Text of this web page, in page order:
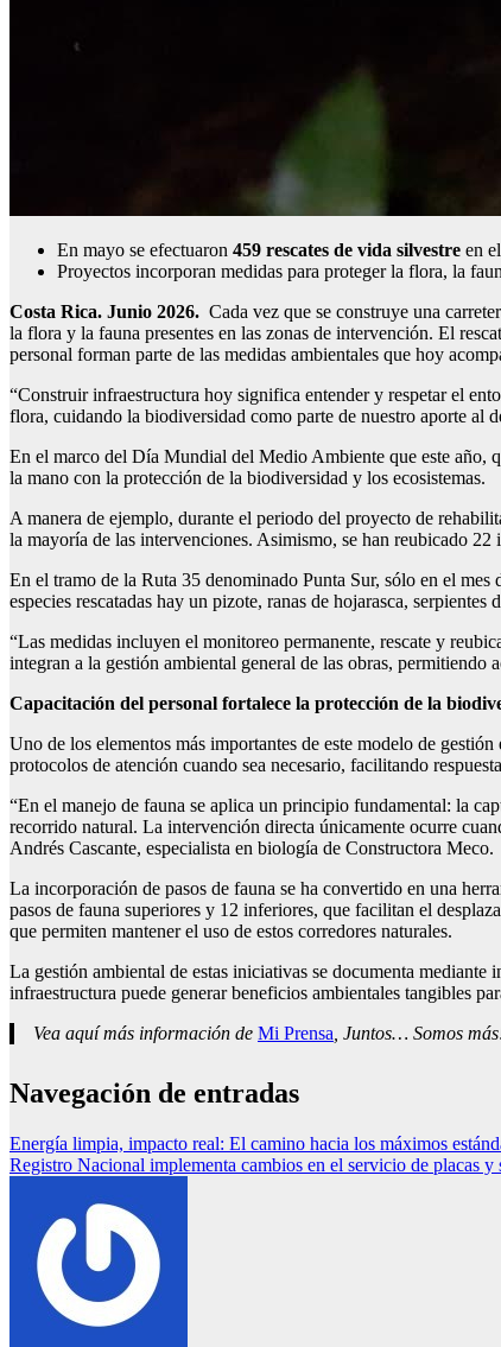
En mayo se efectuaron 459 rescates de vida silvestre en
Proyectos incorporan medidas para proteger la flora, la
Costa Rica. Junio 2026. Cada vez que se construye una
la flora y la fauna presentes en las zonas de intervención. El
personal forman parte de las medidas ambientales que hoy
“Construir infraestructura hoy significa entender y respetar el
flora, cuidando la biodiversidad como parte de nuestro aporte al
En el marco del Día Mundial del Medio Ambiente que este año,
la mano con la protección de la biodiversidad y los ecosistemas.
A manera de ejemplo, durante el periodo del proyecto de
la mayoría de las intervenciones. Asimismo, se han reubicado
En el tramo de la Ruta 35 denominado Punta Sur, sólo en el mes
especies rescatadas hay un pizote, ranas de hojarasca,
“Las medidas incluyen el monitoreo permanente, rescate y
integran a la gestión ambiental general de las obras, permitiendo
Capacitación del personal fortalece la protección de la
Uno de los elementos más importantes de este modelo de
protocolos de atención cuando sea necesario, facilitando
“En el manejo de fauna se aplica un principio fundamental: la
recorrido natural. La intervención directa únicamente ocurre
Andrés Cascante, especialista en biología de Constructora Meco.
La incorporación de pasos de fauna se ha convertido en una
pasos de fauna superiores y 12 inferiores, que facilitan el
que permiten mantener el uso de estos corredores naturales.
La gestión ambiental de estas iniciativas se documenta
infraestructura puede generar beneficios ambientales tangibles
Vea aquí más información de Mi Prensa, Juntos… Somos
Navegación de entradas
Energía limpia, impacto real: El camino hacia los máximos
Registro Nacional implementa cambios en el servicio de placas y